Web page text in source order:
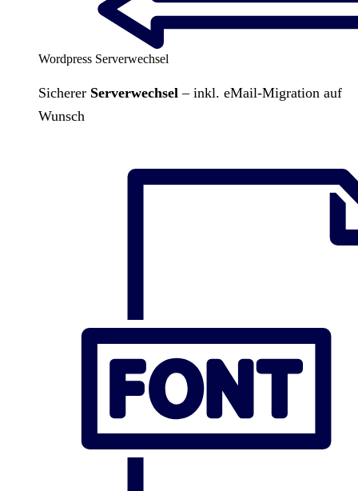
Wordpress Serverwechsel
Sicherer Serverwechsel – inkl. eMail-Migration auf
Wunsch